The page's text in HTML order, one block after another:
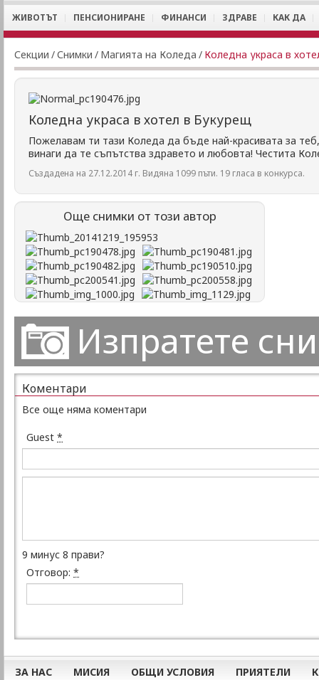
ЖИВОТЪТ ПЕНСИОНИРАНЕ ФИНАНСИ ЗДРАВЕ КАК ДА
Секции /Снимки / Магията на Коледа / Коледна украса в
Коледна украса в хотел в Букурещ
Пожелавам ти тази Коледа да бъде най-красивата за
винаги да те съпътства здравето и любовта! Честита
Създадена на 27.12.2014 г. Видяна 1099 пъти. 19 гласа в конкурса.
Още снимки от този автор
Изпратете
Коментари
Все още няма коментари
Guest *
9 минус 8 прави?
Отговор: *
ЗА НАС МИСИЯ ОБЩИ УСЛОВИЯ ПРИЯТЕЛИ